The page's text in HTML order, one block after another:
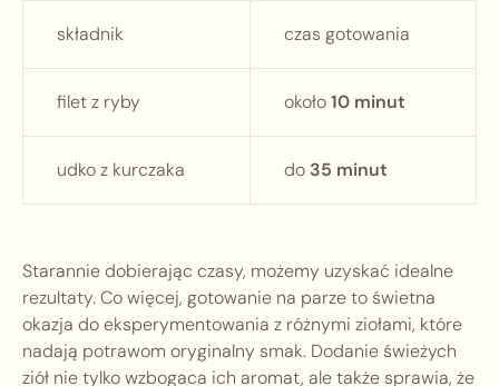
składnik czas gotowania
filet z ryby około10 minut
udko z kurczaka do 35 minut
Starannie dobierając czasy, możemy uzyskać idealne
rezultaty. Co więcej, gotowanie na parze to świetna
okazja do eksperymentowania z różnymi ziołami, które
nadają potrawom oryginalny smak. Dodanie świeżych
ziół nie tylko wzbogaca ich aromat, ale także sprawia, że